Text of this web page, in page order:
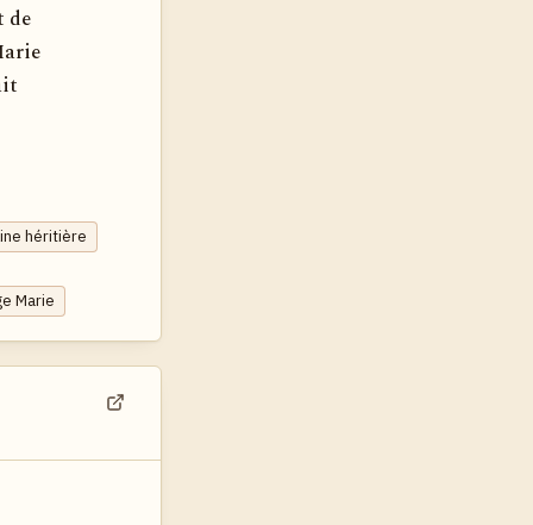
de
héritière
Marie